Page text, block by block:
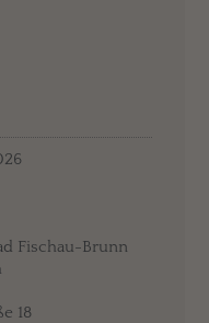
Fischau-Brunn
18